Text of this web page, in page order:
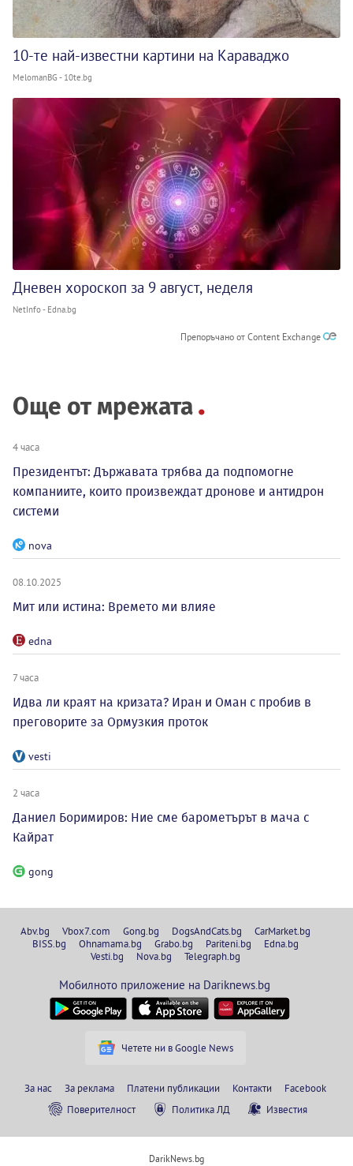
10-те най-известни картини на Караваджо
MelomanBG - 10te.bg
Дневен хороскоп за 9 август, неделя
NetInfo - Edna.bg
Препоръчано от Content Exchange
Още от мрежата
4 часа
Президентът: Държавата трябва да подпомогне
компаниите, които произвеждат дронове и антидрон
системи
nova
08.10.2025
Мит или истина: Времето ми влияе
edna
7 часа
Идва ли краят на кризата? Иран и Оман с пробив в
преговорите за Ормузкия проток
vesti
2 часа
Даниел Боримиров: Ние сме барометърът в мача с
Кайрат
gong
Abv.bg Vbox7.com Gong.bg DogsAndCats.bg
CarMarket.bg
BISS.bg
Ohnamama.bg Grabo.bg Pariteni.bg
Edna.bg
Vesti.bg
Nova.bg Telegraph.bg
Мобилното приложение на Dariknews.bg
Четете ни в Google News
За нас За реклама Платени публикации Контакти
Facebook
Поверителност
Политика ЛД Известия
DarikNews.bg